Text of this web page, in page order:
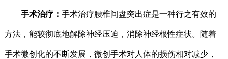
手术治疗： 手术治疗腰椎间盘突出症是一种行之有效的
方法，能较彻底地解除神经压迫，消除神经根性症状。随着
手术微创化的不断发展，微创手术对人体的损伤相对减少，